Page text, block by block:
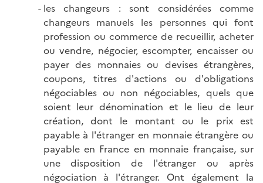
les changeurs : sont considérées comme
changeurs manuels les personnes qui font
profession ou commerce de recueillir, acheter
ou vendre, négocier, escompter, encaisser ou
payer des monnaies ou devises étrangères,
coupons, titres d'actions ou d'obligations
négociables ou non négociables, quels que
soient leur dénomination et le lieu de leur
création, dont le montant ou le prix est
payable à l'étranger en monnaie étrangère ou
payable en France en monnaie française, sur
une disposition de l'étranger ou après
négociation à l'étranger. Ont également la